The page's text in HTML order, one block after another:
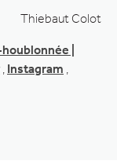
Thiebaut Colot
|
, Instagram